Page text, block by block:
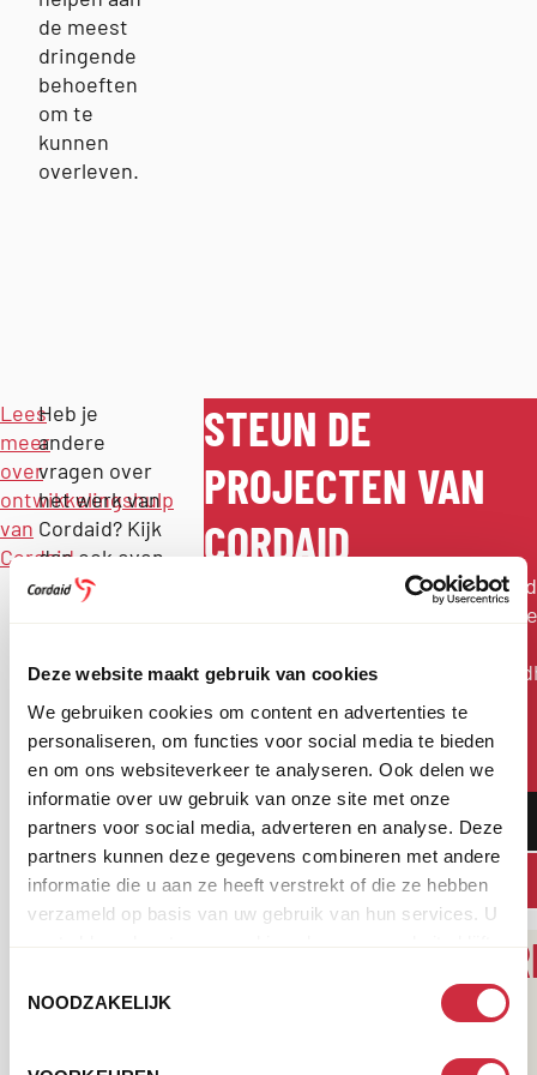
Deze website maakt gebruik van cookies
We gebruiken cookies om content en advertenties te
personaliseren, om functies voor social media te bieden
en om ons websiteverkeer te analyseren. Ook delen we
informatie over uw gebruik van onze site met onze
partners voor social media, adverteren en analyse. Deze
partners kunnen deze gegevens combineren met andere
informatie die u aan ze heeft verstrekt of die ze hebben
verzameld op basis van uw gebruik van hun services. U
NOODZAKELIJK
de meest
dringende
behoeften
om te
kunnen
overleven.
Lees
meer
over
ontwikkelingshulp
van
Cordaid
Heb je
andere
vragen over
het werk van
Cordaid? Kijk
dan ook even
op
veelgestelde
vragen
.
STEUN DE
PROJECTEN VAN
CORDAID
Wij komen op voor mensen in
Mensen in diepe armoede,
natuurrampen. Cordaid biedt
en zorgt met slimme, blijvende
oplossingen voor
toekomstperspectief.
DONEER
OF HELP OP JOUW MANIER
LEES MEER OVER ONS
01 04